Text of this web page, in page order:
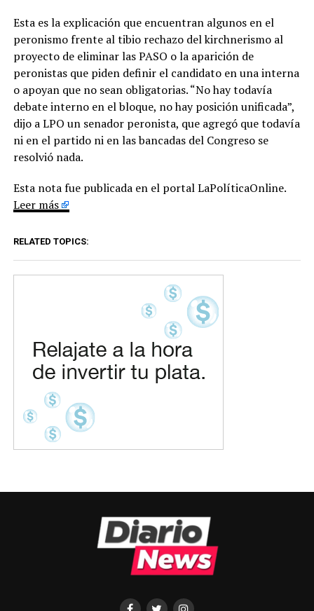
Esta es la explicación que encuentran algunos en el
peronismo frente al tibio rechazo del kirchnerismo al
proyecto de eliminar las PASO o la aparición de
peronistas que piden definir el candidato en una interna
o apoyan que no sean obligatorias. “No hay todavía
debate interno en el bloque, no hay posición unificada”,
dijo a LPO un senador peronista, que agregó que todavía
ni en el partido ni en las bancadas del Congreso se
resolvió nada.
Esta nota fue publicada en el portal LaPolíticaOnline.
Leer más
RELATED TOPICS: